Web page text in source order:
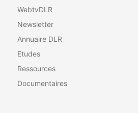
WebtvDLR
Newsletter
Annuaire DLR
Etudes
Ressources
Documentaires